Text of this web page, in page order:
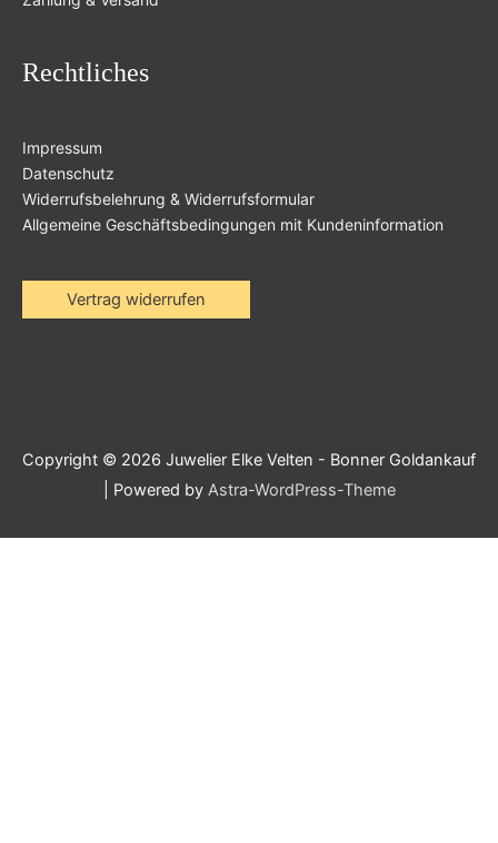
Rechtliches
Impressum
Datenschutz
Widerrufsbelehrung & Widerrufsformular
Allgemeine Geschäftsbedingungen mit Kundeninformation
Vertrag widerrufen
Copyright © 2026 Juwelier Elke Velten - Bonner Goldankauf
| Powered by Astra-WordPress-Theme